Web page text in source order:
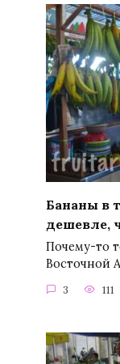
Бананы в
дешевле,
Почему-то
Восточной
3 111